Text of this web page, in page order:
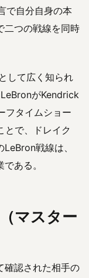
で自分自身の本
二つの戦線を同時
して広く知られ
がKendrick
フタイムショー
とで、ドレイク
戦線は、
ある。
マスター
確認された相手の